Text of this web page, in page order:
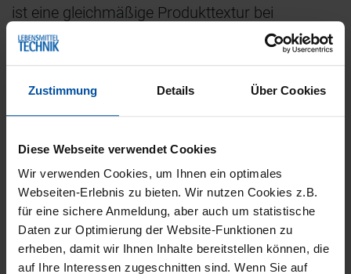
Zustimmung Details Über Cookies
Diese Webseite verwendet Cookies
Wir verwenden Cookies, um Ihnen ein optimales
Webseiten-Erlebnis zu bieten. Wir nutzen Cookies z.B.
für eine sichere Anmeldung, aber auch um statistische
Daten zur Optimierung der Website-Funktionen zu
erheben, damit wir Ihnen Inhalte bereitstellen können, die
auf Ihre Interessen zugeschnitten sind. Wenn Sie auf
ist eine gleichmäßige Produkttextur bei
gleichzeitig hoher Rezepturflexibilität. Laut
Unternehmen lassen sich sowohl fettarme als
auch fettreiche Rezepturen verarbeiten,
sinken soll.
Für die Formgebung von Schokoladenprodukten
präsentiert Bühler die modulare
Schokoladeneintafelanlage ChocoX. Die
Plattform soll Herstellern ermöglichen,